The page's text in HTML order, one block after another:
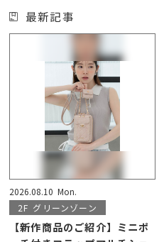
最新記事
2026.08.10 Mon.
2F グリーンゾーン
【新作商品のご紹介】ミニポ